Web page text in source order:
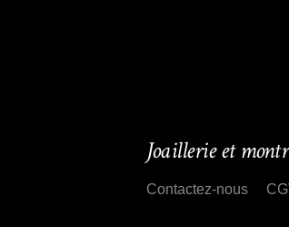
Joaillerie et
Contactez-nous